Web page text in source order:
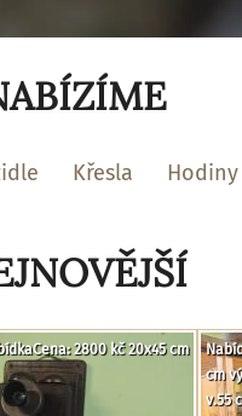
Křesla Hodiny
2800 kč 20x45 cm
cm
v.55